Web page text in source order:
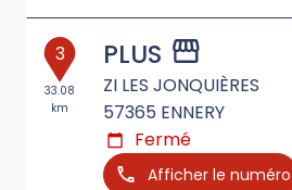
3
33.08
km
PLUS
ZI LES JONQUIÈRES
57365 ENNERY
Fermé
Afficher le numéro